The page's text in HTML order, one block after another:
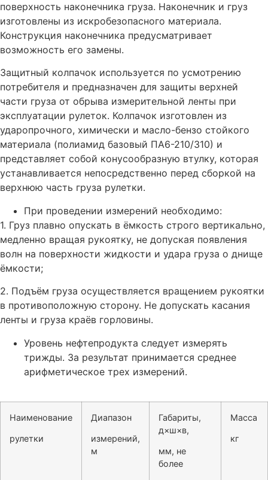
поверхность наконечника груза. Наконечник и груз
изготовлены из искробезопасного материала.
Конструкция наконечника предусматривает
возможность его замены.
Защитный колпачок используется по усмотрению
потребителя и предназначен для защиты верхней
части груза от обрыва измерительной ленты при
эксплуатации рулеток. Колпачок изготовлен из
ударопрочного, химически и масло-бензо стойкого
материала (полиамид базовый ПА6-210/310) и
представляет собой конусообразную втулку, которая
устанавливается непосредственно перед сборкой на
верхнюю часть груза рулетки.
При проведении измерений необходимо:
1. Груз плавно опускать в ёмкость строго вертикально,
медленно вращая рукоятку, не допуская появления
волн на поверхности жидкости и удара груза о днище
ёмкости;
2. Подъём груза осуществляется вращением рукоятки
в противоположную сторону. Не допускать касания
ленты и груза краёв горловины.
Уровень нефтепродукта следует измерять
трижды. За результат принимается среднее
арифметическое трех измерений.
Наименование
рулетки
Диапазон
измерений,
м
Габариты,
д×ш×в,
мм, не
более
Масса
кг